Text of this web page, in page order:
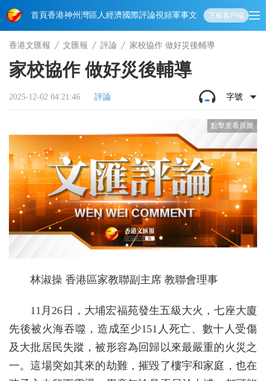
首頁香港神州 灣區人經濟國際評論視頻軍事文化 娛樂生活教育體
下載客戶端
香港文匯報 文匯報 評論 家校協作 做好災後輔導
家校協作 做好災後輔導
2025-12-02 04:21:46 評論 字號
林淑操 香港區家教聯副主席 教聯會理事
11月26日，大埔宏福苑發生五級大火，七座大廈
先後被火海吞噬，造成至少151人死亡、數十人受傷
及大批居民失蹤，被形容為回歸以來最嚴重的火災之
一。這場突如其來的劫難，摧毀了樓宇和家庭，也在